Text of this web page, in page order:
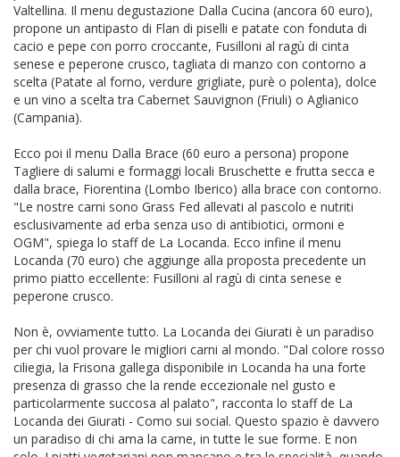
Valtellina. Il menu degustazione Dalla Cucina (ancora 60 euro),
propone un antipasto di Flan di piselli e patate con fonduta di
cacio e pepe con porro croccante, Fusilloni al ragù di cinta
senese e peperone crusco, tagliata di manzo con contorno a
scelta (Patate al forno, verdure grigliate, purè o polenta), dolce
e un vino a scelta tra Cabernet Sauvignon (Friuli) o Aglianico
(Campania).
Ecco poi il menu Dalla Brace (60 euro a persona) propone
Tagliere di salumi e formaggi locali Bruschette e frutta secca e
dalla brace, Fiorentina (Lombo Iberico) alla brace con contorno.
"Le nostre carni sono Grass Fed allevati al pascolo e nutriti
esclusivamente ad erba senza uso di antibiotici, ormoni e
OGM", spiega lo staff de La Locanda. Ecco infine il menu
Locanda (70 euro) che aggiunge alla proposta precedente un
primo piatto eccellente: Fusilloni al ragù di cinta senese e
peperone crusco.
Non è, ovviamente tutto. La Locanda dei Giurati è un paradiso
per chi vuol provare le migliori carni al mondo. "Dal colore rosso
ciliegia, la Frisona gallega disponibile in Locanda ha una forte
presenza di grasso che la rende eccezionale nel gusto e
particolarmente succosa al palato", racconta lo staff de La
Locanda dei Giurati - Como sui social. Questo spazio è davvero
un paradiso di chi ama la carne, in tutte le sue forme. E non